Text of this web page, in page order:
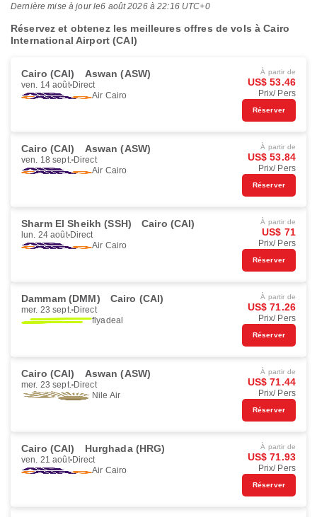
Dernière mise à jour le6 août 2026 à 22:16 UTC+0
Réservez et obtenez les meilleures offres de vols à Cairo
International Airport (CAI)
Cairo (CAI) Aswan (ASW)
ven. 14 août Direct
Air Cairo
À partir de
US$ 53.46
Prix/ Pers
Réserver
Cairo (CAI) Aswan (ASW)
ven. 18 sept. Direct
Air Cairo
À partir de
US$ 53.84
Prix/ Pers
Réserver
Sharm El Sheikh (SSH) Cairo (CAI)
lun. 24 août Direct
Air Cairo
À partir de
US$ 71
Prix/ Pers
Réserver
Dammam (DMM) Cairo (CAI)
mer. 23 sept. Direct
flyadeal
À partir de
US$ 71.26
Prix/ Pers
Réserver
Cairo (CAI) Aswan (ASW)
mer. 23 sept. Direct
Nile Air
À partir de
US$ 71.44
Prix/ Pers
Réserver
Cairo (CAI) Hurghada (HRG)
ven. 21 août Direct
Air Cairo
À partir de
US$ 71.93
Prix/ Pers
Réserver